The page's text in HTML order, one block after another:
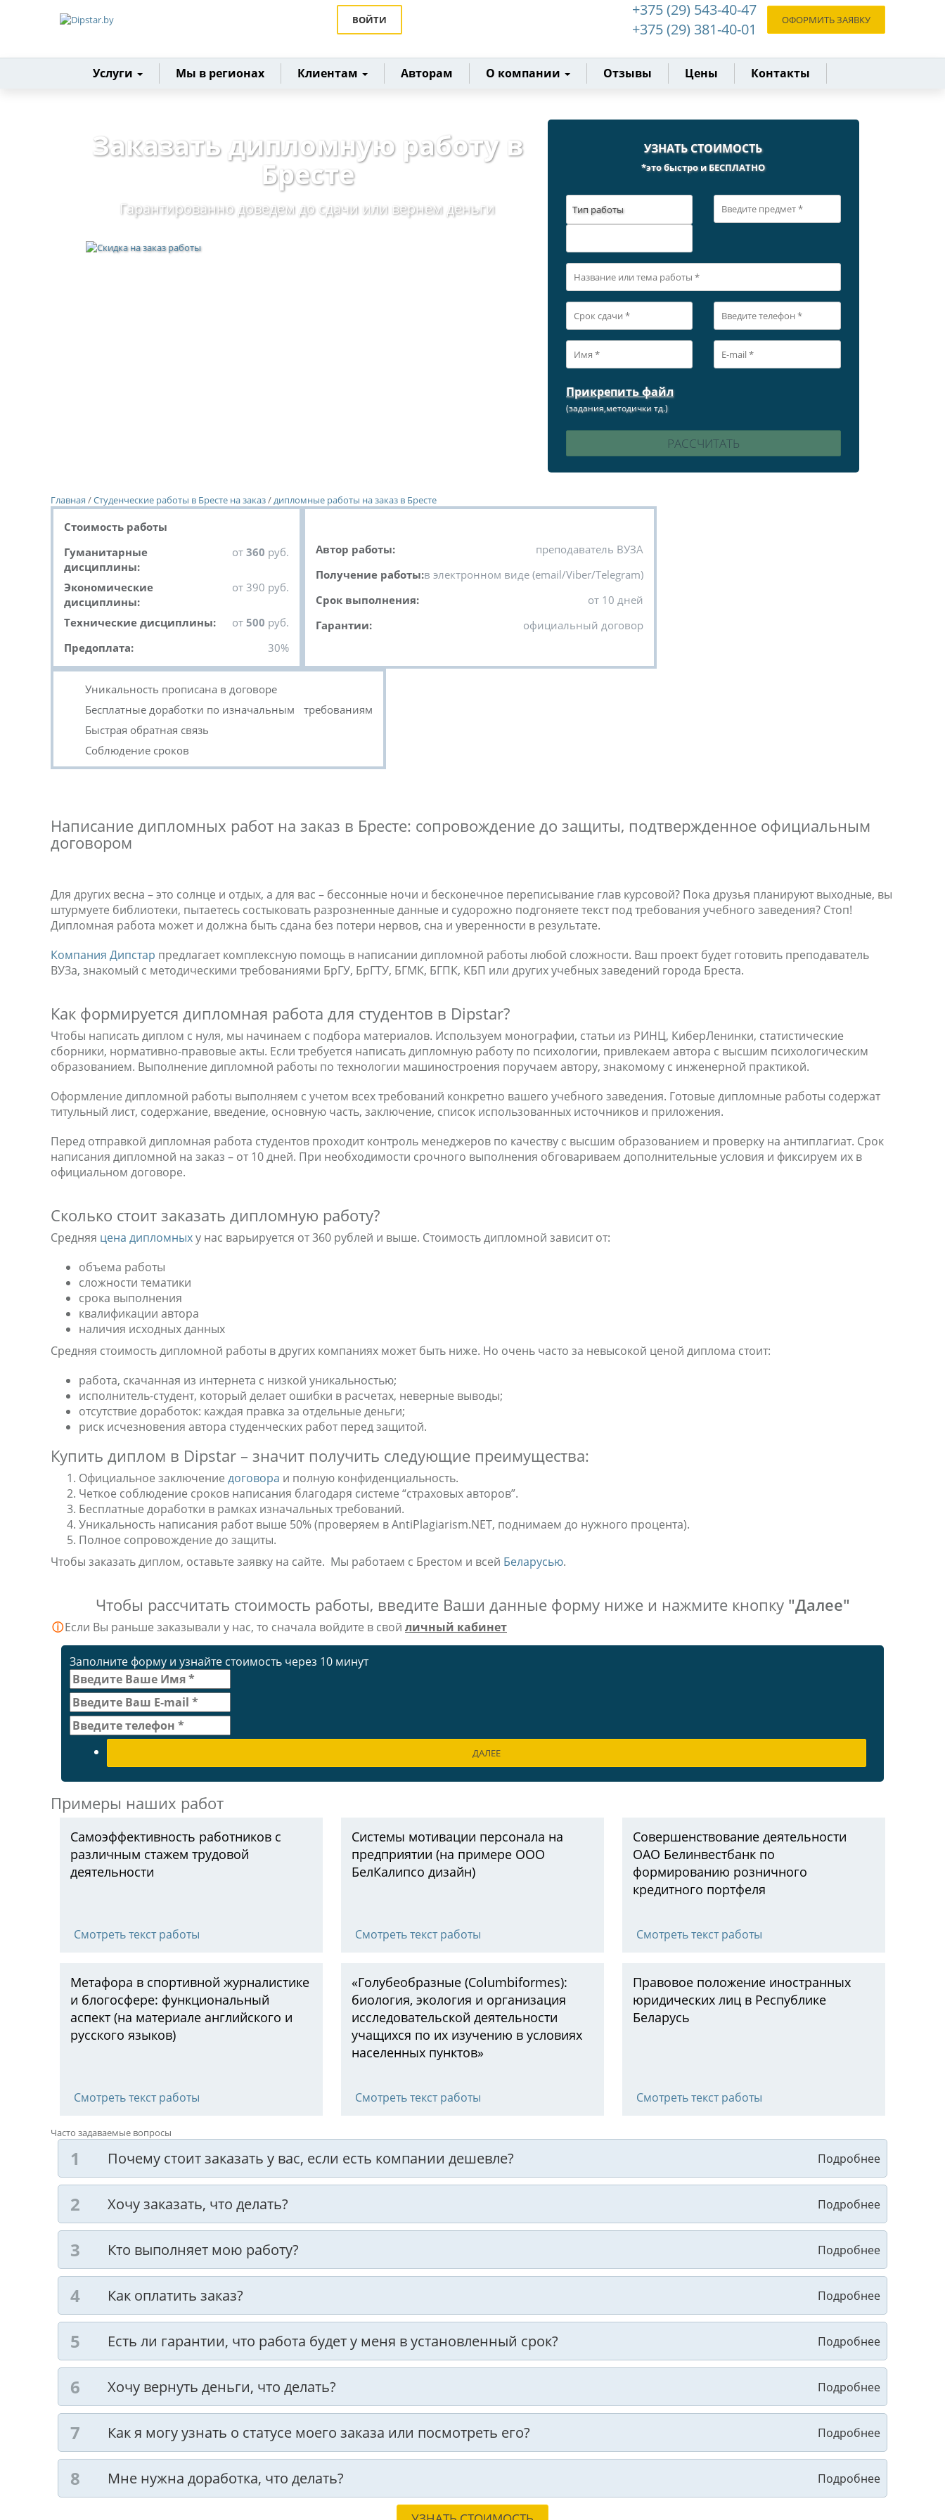
ВОЙТИ
+375 (29) 543-40-47
+375 (29) 381-40-01
ОФОРМИТЬ ЗАЯВКУ
Главная
Услуги Мы в регионах Клиентам Авторам О компании Отзывы Цены Контакты
Заказать дипломную работу в
Бресте
Гарантированно доведем до сдачи или вернем деньги
УЗНАТЬ СТОИМОСТЬ
*это быстро и БЕСПЛАТНО
Тип работы
Прикрепить файл
(задания,методички тд.)
Главная /Студенческие работы в Бресте на заказ/дипломные работы на заказ в Бресте
Стоимость работы
Гуманитарные
дисциплины:
от 360 руб.
Экономические
дисциплины:
от 390 руб.
Технические дисциплины: от 500 руб.
Предоплата:
30%
Автор работы:
преподаватель ВУЗА
Получение работы:в электронном виде (email/Viber/Telegram)
Срок выполнения:
от 10 дней
Гарантии:
официальный договор
Уникальность прописана в договоре
Бесплатные доработки по изначальным требованиям
Быстрая обратная связь
Соблюдение сроков
Написание дипломных работ на заказ в Бресте: сопровождение до защиты, подтвержденное официальным
договором
Для других весна – это солнце и отдых, а для вас – бессонные ночи и бесконечное переписывание глав курсовой? Пока друзья планируют выходные, вы
штурмуете библиотеки, пытаетесь состыковать разрозненные данные и судорожно подгоняете текст под требования учебного заведения? Стоп!
Дипломная работа может и должна быть сдана без потери нервов, сна и уверенности в результате.
Компания Дипстар предлагает комплексную помощь в написании дипломной работы любой сложности. Ваш проект будет готовить преподаватель
ВУЗа, знакомый с методическими требованиями БрГУ, БрГТУ, БГМК, БГПК, КБП или других учебных заведений города Бреста.
Как формируется дипломная работа для студентов в Dipstar?
Чтобы написать диплом с нуля, мы начинаем с подбора материалов. Используем монографии, статьи из РИНЦ, КиберЛенинки, статистические
сборники, нормативно-правовые акты. Если требуется написать дипломную работу по психологии, привлекаем автора с высшим психологическим
образованием. Выполнение дипломной работы по технологии машиностроения поручаем автору, знакомому с инженерной практикой.
Оформление дипломной работы выполняем с учетом всех требований конкретно вашего учебного заведения. Готовые дипломные работы содержат
титульный лист, содержание, введение, основную часть, заключение, список использованных источников и приложения.
Перед отправкой дипломная работа студентов проходит контроль менеджеров по качеству с высшим образованием и проверку на антиплагиат. Срок
написания дипломной на заказ – от 10 дней. При необходимости срочного выполнения обговариваем дополнительные условия и фиксируем их в
официальном договоре.
Сколько стоит заказать дипломную работу?
Средняя цена дипломныху нас варьируется от 360 рублей и выше. Стоимость дипломной зависит от:
объема работы
сложности тематики
срока выполнения
квалификации автора
наличия исходных данных
Средняя стоимость дипломной работы в других компаниях может быть ниже. Но очень часто за невысокой ценой диплома стоит:
работа, скачанная из интернета с низкой уникальностью;
исполнитель-студент, который делает ошибки в расчетах, неверные выводы;
отсутствие доработок: каждая правка за отдельные деньги;
риск исчезновения автора студенческих работ перед защитой.
Купить диплом в Dipstar – значит получить следующие преимущества:
Официальное заключение договора и полную конфиденциальность.
Четкое соблюдение сроков написания благодаря системе “страховых авторов”.
Бесплатные доработки в рамках изначальных требований.
Уникальность написания работ выше 50% (проверяем в AntiPlagiarism.NET, поднимаем до нужного процента).
Полное сопровождение до защиты.
Чтобы заказать диплом, оставьте заявку на сайте. Мы работаем с Брестом и всей Беларусью.
Чтобы рассчитать стоимость работы, введите Ваши данные форму ниже и нажмите кнопку "Далее"
ⓘЕсли Вы раньше заказывали у нас, то сначала войдите в свой личный кабинет
Заполните форму и узнайте стоимость через 10 минут
ДАЛЕЕ
Примеры наших работ
Самоэффективность работников с
различным стажем трудовой
деятельности
Смотреть текст работы
Системы мотивации персонала на
предприятии (на примере ООО
БелКалипсо дизайн)
Смотреть текст работы
Совершенствование деятельности
ОАО Белинвестбанк по
формированию розничного
кредитного портфеля
Смотреть текст работы
Метафора в спортивной журналистике
и блогосфере: функциональный
аспект (на материале английского и
русского языков)
Смотреть текст работы
«Голубеобразные (Columbiformes):
биология, экология и организация
исследовательской деятельности
учащихся по их изучению в условиях
населенных пунктов»
Смотреть текст работы
Правовое положение иностранных
юридических лиц в Республике
Беларусь
Смотреть текст работы
Часто задаваемые вопросы
Почему стоит заказать у вас, если есть компании дешевле?
Хочу заказать, что делать?
Кто выполняет мою работу?
Как оплатить заказ?
Есть ли гарантии, что работа будет у меня в установленный срок?
Хочу вернуть деньги, что делать?
Как я могу узнать о статусе моего заказа или посмотреть его?
Мне нужна доработка, что делать?